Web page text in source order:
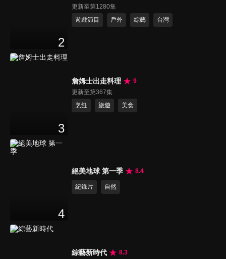
2
更新至第1280集
遊戲節目
戶外 綜藝 台灣
3
詹姆士出走料理
9
更新至第367集
烹飪
旅遊 美食
4
絕美地球 第一季 8.4
紀錄片 自然
綜藝新時代
8.3